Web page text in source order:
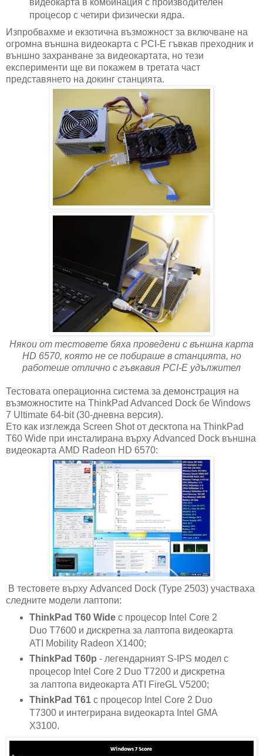
видеокарта в комбинация с производителен
процесор с четири физически ядра.
Изпробвахме и екзотична възможност за включване на
огромна външна видеокарта с PCI-E гъвкав преходник и
външно захранване за видеокартата, но тези
експерименти ще ви покажем в третата част
представянето на докинг станцията.
Някои от тестовете бяха проведени с външна карта
HD 6570, която не се побираше в станцията, но
работеше отлично с гъвкавия PCI-E удължител
Тестовата операционна система за демонстрация на
възможностите на ThinkPad Advanced Dock бе Windows
7 Ultimate 64-bit (30-дневна версия).
Ето как изглежда Screen Shot от десктопа на ThinkPad
T60 Wide при инсталирана върху Advanced Dock външна
видеокарта AMD Radeon HD 6570:
В тестовете върху Advanced Dock (Type 2503) участваха
следните модели лаптопи:
ThinkPad T60 Wideс процесор Intel Core 2
Duo T7600 и дискретна за лаптопа видеокарта
ATI Mobility Radeon X1400;
ThinkPad T60p - легендарният S-IPS модел с
процесор Intel Core 2 Duo T7200 и дискретна
за лаптопа видеокарта ATI FireGL V5200;
ThinkPad T61с процесор Intel Core 2 Duo
T7300 и интегрирана видеокарта Intel GMA
X3100.